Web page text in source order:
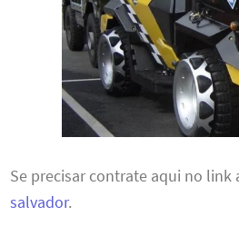
Se precisar contrate aqui no link
salvador.